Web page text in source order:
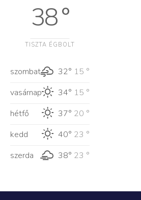
38 °
TISZTA ÉGBOLT
szombat 32° 15 °
vasárnap
34° 15 °
hétfő
37° 20 °
kedd
40° 23 °
szerda
38° 23 °